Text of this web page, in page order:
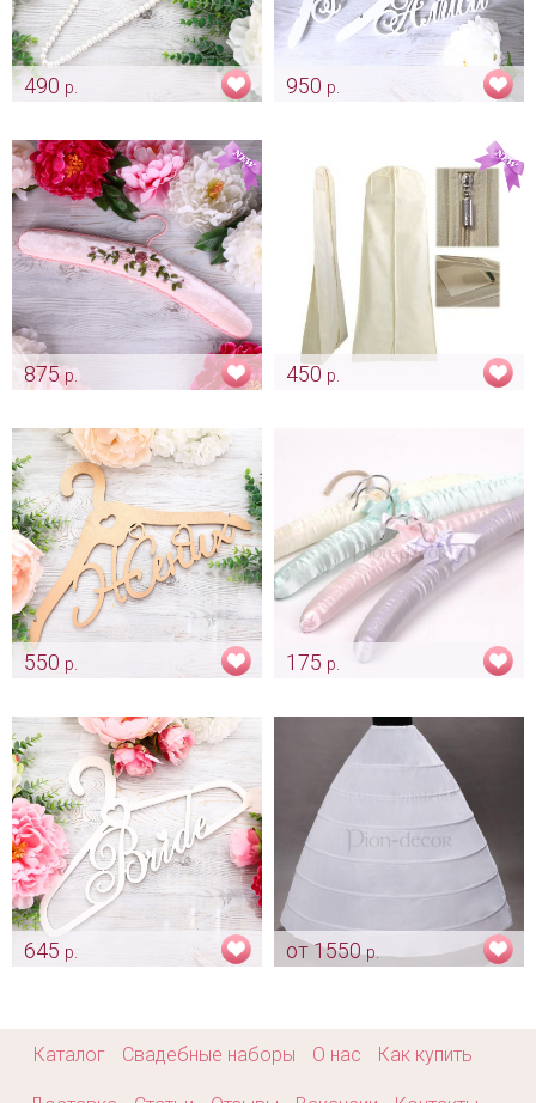
490 р.
Арт: mel_0072_белый
950 р.
875р.
Арт: mel_0102
450 р.
550 р.
175 р.
Арт: mel_0040
645 р.
от 1550р.
Каталог Свадебные наборы О нас Как купить